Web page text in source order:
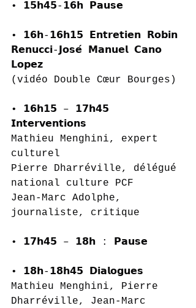
• 𝟭𝟱𝗵𝟰𝟱-𝟭𝟲𝗵 𝗣𝗮𝘂𝘀𝗲
• 𝟭𝟲𝗵-𝟭𝟲𝗵𝟭𝟱 𝗘𝗻𝘁𝗿𝗲𝘁𝗶𝗲𝗻 𝗥𝗼𝗯𝗶𝗻
𝗥𝗲𝗻𝘂𝗰𝗰𝗶-𝗝𝗼𝘀𝗲́ 𝗠𝗮𝗻𝘂𝗲𝗹 𝗖𝗮𝗻𝗼
𝗟𝗼𝗽𝗲𝘇
(vidéo Double Cœur Bourges)
• 𝟭𝟲𝗵𝟭𝟱 – 𝟭𝟳𝗵𝟰𝟱
𝗜𝗻𝘁𝗲𝗿𝘃𝗲𝗻𝘁𝗶𝗼𝗻𝘀
Mathieu Menghini, expert
culturel
Pierre Dharréville, délégué
national culture PCF
Jean-Marc Adolphe,
journaliste, critique
• 𝟭𝟳𝗵𝟰𝟱 – 𝟭𝟴𝗵 : 𝗣𝗮𝘂𝘀𝗲
• 𝟭𝟴𝗵-𝟭𝟴𝗵𝟰𝟱 𝗗𝗶𝗮𝗹𝗼𝗴𝘂𝗲𝘀
Mathieu Menghini, Pierre
Dharréville, Jean-Marc